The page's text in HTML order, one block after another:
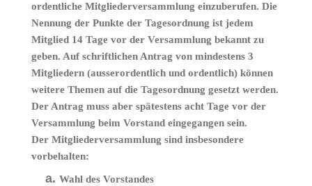
ordentliche Mitgliederversammlung einzuberufen. Die
Nennung der Punkte der Tagesordnung ist jedem
Mitglied 14 Tage vor der Versammlung bekannt zu
geben. Auf schriftlichen Antrag von mindestens 3
Mitgliedern (ausserordentlich und ordentlich) können
weitere Themen auf die Tagesordnung gesetzt werden.
Der Antrag muss aber spätestens acht Tage vor der
Versammlung beim Vorstand eingegangen sein.
Der Mitgliederversammlung sind insbesondere
vorbehalten:
Wahl des Vorstandes